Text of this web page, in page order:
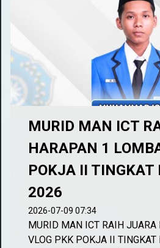
MURID MAN ICT
HARAPAN 1
POKJA II TINGKAT
2026
2026-07-09 07:34
MURID MAN ICT RAIH
VLOG PKK POKJA II